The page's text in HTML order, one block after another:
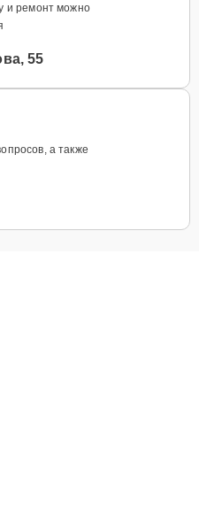
и ремонт можно
55
а также